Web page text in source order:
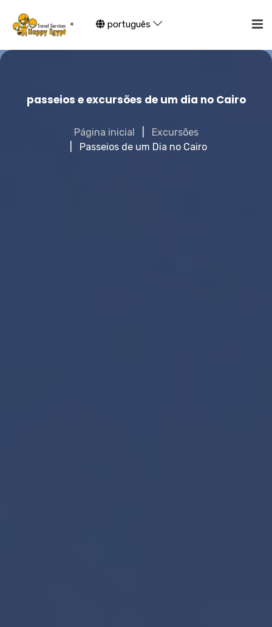
português
passeios e excursões de um dia no Cairo
Página inicial
Excursões
Passeios de um Dia no Cairo